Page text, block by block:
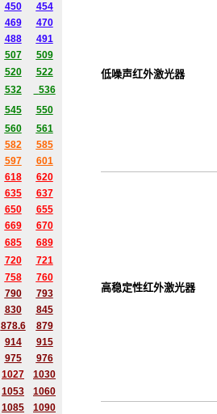
450
454
469
470
488
491
507
509
520
522
532
536
545
550
560
561
582
585
597
601
618
620
635
637
650
655
669
670
685
689
720
721
758
760
790
793
830
845
878.6
879
914
915
975
976
1027
1030
1053
1060
1085
1090
低噪声红外激光器
高稳定性红外激光器